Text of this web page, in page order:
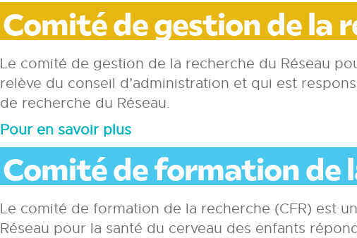
Comité de gestion de la
Le comité de gestion de la recherche du Réseau
relève du conseil d’administration et qui est
de recherche du Réseau.
Pour en savoir plus
Comité de formation de
Le comité de formation de la recherche (CFR) est
Réseau pour la santé du cerveau des enfants